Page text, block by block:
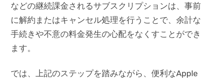
などの継続課金されるサブスクリプションは、事前
に解約またはキャンセル処理を行うことで、余計な
手続きや不意の料金発生の心配をなくすことができ
ます。
では、上記のステップを踏みながら、便利なApple